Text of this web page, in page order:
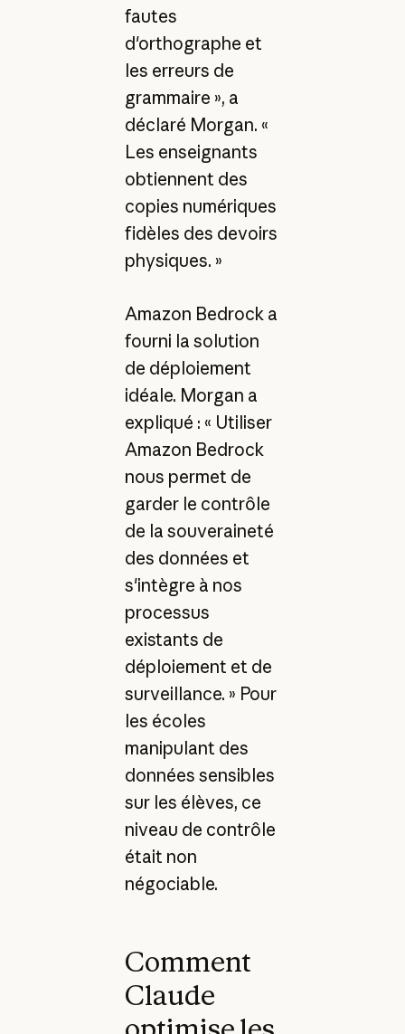
fautes
d'orthographe et
les erreurs de
grammaire », a
déclaré Morgan. «
Les enseignants
obtiennent des
copies numériques
fidèles des devoirs
physiques. »
Amazon Bedrock a
fourni la solution
de déploiement
idéale. Morgan a
expliqué : « Utiliser
Amazon Bedrock
nous permet de
garder le contrôle
de la souveraineté
des données et
s'intègre à nos
processus
existants de
déploiement et de
surveillance. » Pour
les écoles
manipulant des
données sensibles
sur les élèves, ce
niveau de contrôle
était non
négociable.
Comment
Claude